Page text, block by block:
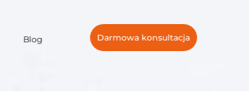
Blog Darmowa konsultacja